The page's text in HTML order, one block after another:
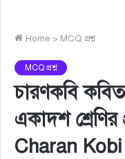
Home > MCQ প্রশ্ন
MCQ প্রশ্ন
চারণকবি
একাদশ শ্রেণির
Charan